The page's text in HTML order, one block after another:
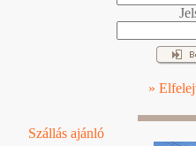
»
Szállás ajánló